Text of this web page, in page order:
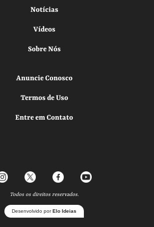
Notícias
Vídeos
Sobre Nós
Anuncie Conosco
Termos de Uso
Entre em Contato
Todos os direitos reservados.
Desenvolvido porElo Ideias